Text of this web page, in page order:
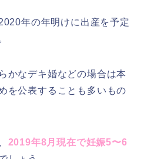
年の年明けに出産を予定
かなデキ婚などの場合は本
を公表することも多いもの
2019年8月現在で妊娠5〜6